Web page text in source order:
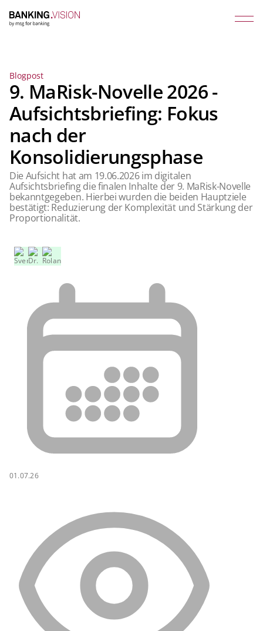
Blogpost
9. MaRisk-Novelle 2026 -
Aufsichtsbriefing: Fokus
nach der
Konsolidierungsphase
Die Aufsicht hat am 19.06.2026 im digitalen
Aufsichtsbriefing die finalen Inhalte der 9. MaRisk-Novelle
bekanntgegeben. Hierbei wurden die beiden Hauptziele
bestätigt: Reduzierung der Komplexität und Stärkung der
Proportionalität.
01.07.26